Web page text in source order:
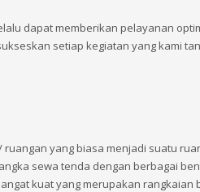
dapat memberikan pelayanan
setiap kegiatan yang kami
yang biasa menjadi suatu
sewa tenda dengan berbagai
kuat yang merupakan